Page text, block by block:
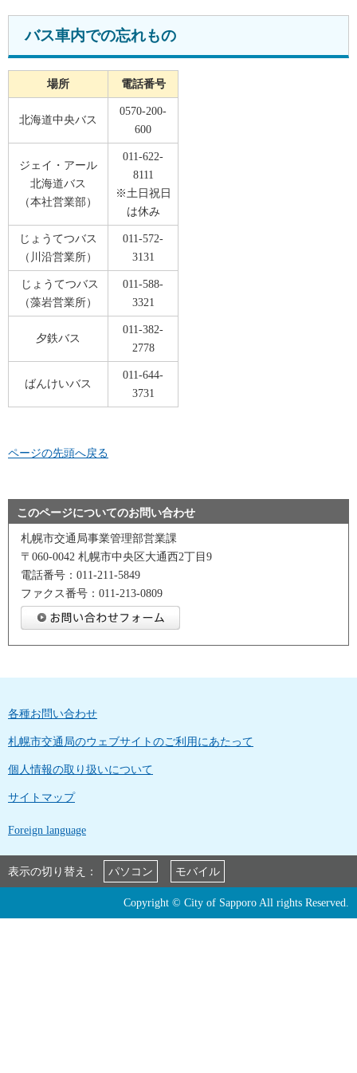
バス車内での忘れもの
場所 電話番号
北海道中央バス
0570-200-
600
ジェイ・アール
北海道バス
（本社営業部）
011-622-
8111
※土日祝日
は休み
じょうてつバス
（川沿営業所）
011-572-
3131
じょうてつバス
（藻岩営業所）
011-588-
3321
夕鉄バス
011-382-
2778
ばんけいバス
011-644-
3731
ページの先頭へ戻る
このページについてのお問い合わせ
札幌市交通局事業管理部営業課
〒060-0042 札幌市中央区大通西2丁目9
電話番号：011-211-5849
ファクス番号：011-213-0809
各種お問い合わせ
札幌市交通局のウェブサイトのご利用にあたって
個人情報の取り扱いについて
サイトマップ
Foreign language
表示の切り替え： パソコン モバイル
Copyright © City of Sapporo All rights Reserved.